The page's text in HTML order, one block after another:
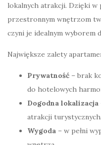
lokalnych atrakcji. Dzięki w
przestronnym wnętrzom
czyni je idealnym wyborem
Największe zalety
Prywatność – brak
do hotelowych
Dogodna lokalizacja
atrakcji turystycznych.
Wygoda – w pełni